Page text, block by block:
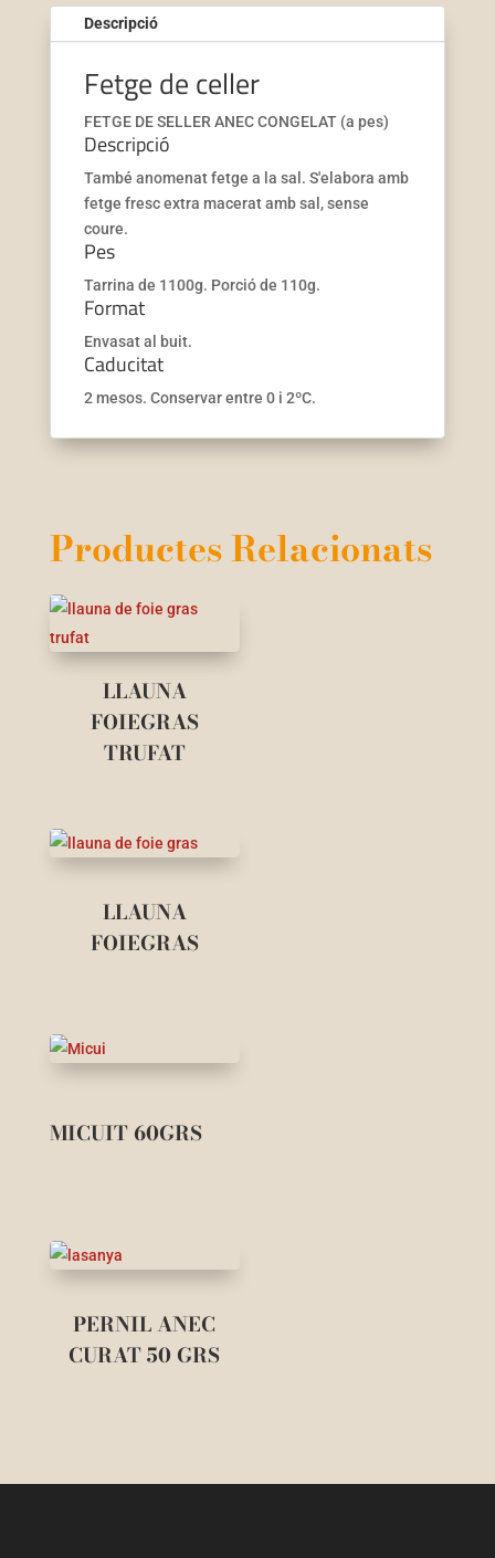
Descripció
Fetge de celler
FETGE DE SELLER ANEC CONGELAT (a pes)
Descripció
També anomenat fetge a la sal. S'elabora amb
fetge fresc extra macerat amb sal, sense
coure.
Pes
Tarrina de 1100g. Porció de 110g.
Format
Envasat al buit.
Caducitat
2 mesos. Conservar entre 0 i 2ºC.
Productes Relacionats
LLAUNA
FOIEGRAS
TRUFAT
LLAUNA
FOIEGRAS
MICUIT 60GRS
PERNIL ANEC
CURAT 50 GRS